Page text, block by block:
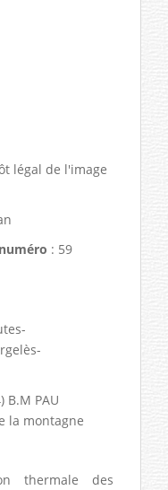
légal de l'image
numéro : 59
B.M PAU
la montagne
thermale des